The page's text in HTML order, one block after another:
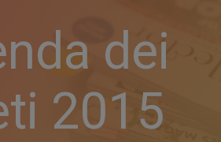
dei
2015